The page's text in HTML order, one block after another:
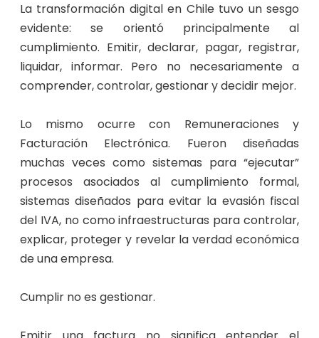
La transformación digital en Chile tuvo un sesgo
evidente: se orientó principalmente al
cumplimiento. Emitir, declarar, pagar, registrar,
liquidar, informar. Pero no necesariamente a
comprender, controlar, gestionar y decidir mejor.
Lo mismo ocurre con Remuneraciones y
Facturación Electrónica. Fueron diseñadas
muchas veces como sistemas para “ejecutar”
procesos asociados al cumplimiento formal,
sistemas diseñados para evitar la evasión fiscal
del IVA, no como infraestructuras para controlar,
explicar, proteger y revelar la verdad económica
de una empresa.
Cumplir no es gestionar.